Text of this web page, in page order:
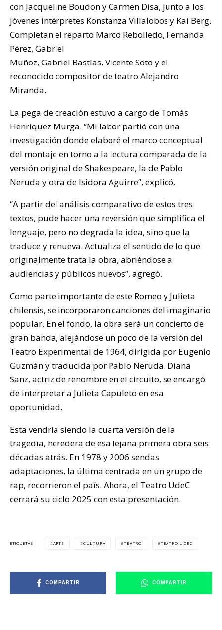
con Jacqueline Boudon y Carmen Disa, junto a los
jóvenes intérpretes Konstanza Villalobos y Kai Berg.
Completan el reparto Marco Rebolledo, Fernanda
Pérez, Gabriel
Muñoz, Gabriel Bastías, Vicente Soto y el
reconocido compositor de teatro Alejandro
Miranda.
La pega de creación estuvo a cargo de Tomás
Henríquez Murga. “Mi labor partió con una
investigación donde elaboré el marco conceptual
del montaje en torno a la lectura comparada de la
versión original de Shakespeare, la de Pablo
Neruda y otra de Isidora Aguirre”, explicó.
“A partir del análisis comparativo de estos tres
textos, pude hacer una reversión que simplifica el
lenguaje, pero no degrada la idea, sino que la
traduce y renueva. Actualiza el sentido de lo que
originalmente trata la obra, abriéndose a
audiencias y públicos nuevos”, agregó.
Como parte importante de este Romeo y Julieta
chilensis, se incorporaron canciones del imaginario
popular. En el fondo, la obra será un concierto de
gran banda, alejándose un poco de la versión del
Teatro Experimental de 1964, dirigida por Eugenio
Guzmán y traducida por Pablo Neruda. Diana
Sanz, actriz de renombre en el circuito, se encargó
de interpretar a Julieta Capuleto en esa
oportunidad.
Esta vendría siendo la cuarta versión de la
tragedia, heredera de esa lejana primera obra seis
décadas atrás. En 1978 y 2006 sendas
adaptaciones, la última centrada en un grupo de
rap, recorrieron el país. Ahora, el Teatro UdeC
cerrará su ciclo 2025 con esta presentación.
ETIQUETAS ARTE CULTURA TEATRO TEATRO UDEC
COMPARTIR COMPARTIR